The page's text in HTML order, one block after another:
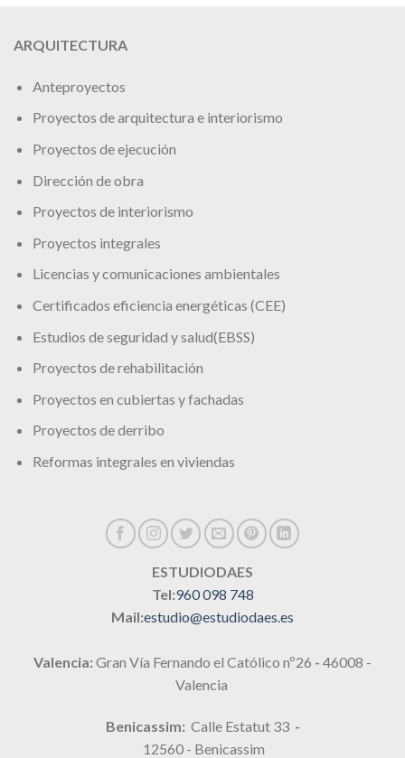
ARQUITECTURA
Anteproyectos
Proyectos de arquitectura e interiorismo
Proyectos de ejecución
Dirección de obra
Proyectos de interiorismo
Proyectos integrales
Licencias y comunicaciones ambientales
Certificados eficiencia energéticas (CEE)
Estudios de seguridad y salud(EBSS)
Proyectos de rehabilitación
Proyectos en cubiertas y fachadas
Proyectos de derribo
Reformas integrales en viviendas
ESTUDIODAES
Tel:960 098 748
Mail:estudio@estudiodaes.es
Valencia: Gran Vía Fernando el Católico nº26 - 46008 -
Valencia
Benicassim: Calle Estatut 33 -
12560 - Benicassim